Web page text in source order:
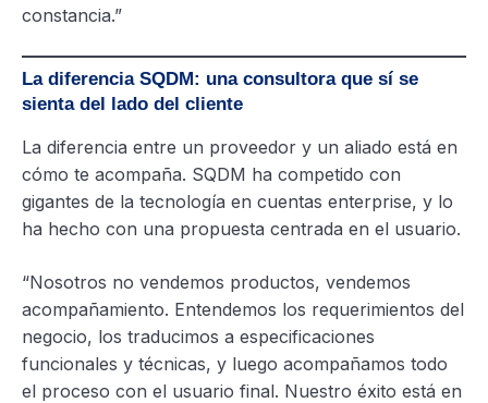
constancia.”
La diferencia SQDM: una consultora que sí se
sienta del lado del cliente
La diferencia entre un proveedor y un aliado está en
cómo te acompaña. SQDM ha competido con
gigantes de la tecnología en cuentas enterprise, y lo
ha hecho con una propuesta centrada en el usuario.
“Nosotros no vendemos productos, vendemos
acompañamiento. Entendemos los requerimientos del
negocio, los traducimos a especificaciones
funcionales y técnicas, y luego acompañamos todo
el proceso con el usuario final. Nuestro éxito está en